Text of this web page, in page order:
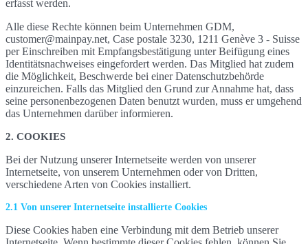
erfasst werden.
Alle diese Rechte können beim Unternehmen GDM,
customer@mainpay.net, Case postale 3230, 1211 Genève 3 - Suisse
per Einschreiben mit Empfangsbestätigung unter Beifügung eines
Identitätsnachweises eingefordert werden. Das Mitglied hat zudem
die Möglichkeit, Beschwerde bei einer Datenschutzbehörde
einzureichen. Falls das Mitglied den Grund zur Annahme hat, dass
seine personenbezogenen Daten benutzt wurden, muss er umgehend
das Unternehmen darüber informieren.
2. COOKIES
Bei der Nutzung unserer Internetseite werden von unserer
Internetseite, von unserem Unternehmen oder von Dritten,
verschiedene Arten von Cookies installiert.
2.1 Von unserer Internetseite installierte Cookies
Diese Cookies haben eine Verbindung mit dem Betrieb unserer